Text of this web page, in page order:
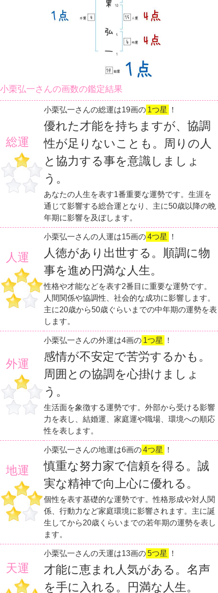
小栗弘一さんの画数の鑑定結果
総運
小栗弘一さんの総運は19画の 1つ星 ！
優れた才能を持ちますが、協調
性が足りないことも。周りの人
と協力する事を意識しましょ
う。
あなたの人生を表す1番重要な運勢です。生涯を
通じて影響する総合運となり、主に50歳以降の晩
年期に影響を及ぼします。
人運
小栗弘一さんの人運は15画の4つ星 ！
人徳があり出世する。順調に物
事を進め円満な人生。
性格や才能などを表す2番目に重要な運勢です。
人間関係や協調性、社会的な成功に影響します。
主に20歳から50歳ぐらいまでの中年期の運勢を表
します。
外運
小栗弘一さんの外運は4画の 1つ星 ！
感情が不安定で苦労するかも。
周囲との協調を心掛けましょ
う。
生活面を象徴する運勢です。外部から受ける影響
力を表し、結婚運、家庭運や職場、環境への順応
性を表します。
地運
小栗弘一さんの地運は6画の4つ星 ！
慎重な努力家で信頼を得る。誠
実な精神で向上心に優れる。
個性を表す基礎的な運勢です。性格形成や対人関
係、行動力など家庭環境に影響されます。主に誕
生してから20歳くらいまでの若年期の運勢を表し
ます。
天運
小栗弘一さんの天運は13画の5つ星 ！
才能に恵まれ人気がある。名声
を手に入れる。円満な人生。